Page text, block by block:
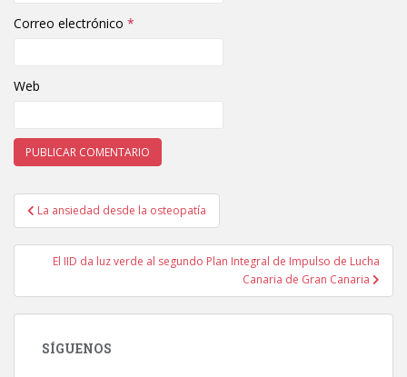
Correo electrónico *
Web
Navegación de entradas
La ansiedad desde la osteopatía
El IID da luz verde al segundo Plan Integral de Impulso de Lucha
Canaria de Gran Canaria
SÍGUENOS